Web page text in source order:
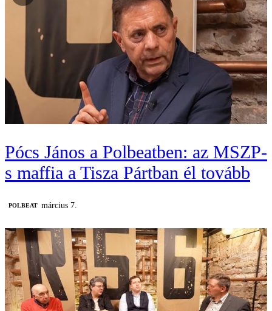
Pócs János a Polbeatben: az MSZP-
s maffia a Tisza Pártban él tovább
‎POLBEAT március 7.